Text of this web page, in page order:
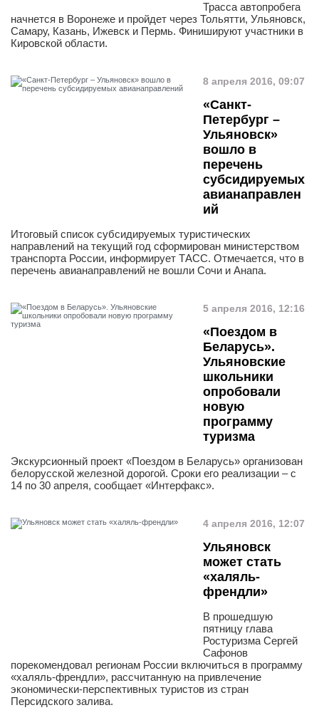
Трасса автопробега
начнется в Воронеже и пройдет через Тольятти, Ульяновск,
Самару, Казань, Ижевск и Пермь. Финишируют участники в
Кировской области.
8 апреля 2016, 09:07
«Санкт-
Петербург –
Ульяновск»
вошло в
перечень
субсидируемых
авианаправлен
ий
Итоговый список субсидируемых туристических
направлений на текущий год сформирован министерством
транспорта России, информирует ТАСС. Отмечается, что в
перечень авианаправлений не вошли Сочи и Анапа.
5 апреля 2016, 12:16
«Поездом в
Беларусь».
Ульяновские
школьники
опробовали
новую
программу
туризма
Экскурсионный проект «Поездом в Беларусь» организован
белорусской железной дорогой. Сроки его реализации – с
14 по 30 апреля, сообщает «Интерфакс».
4 апреля 2016, 12:07
Ульяновск
может стать
«халяль-
френдли»
В прошедшую
пятницу глава
Ростуризма Сергей
Сафонов
порекомендовал регионам России включиться в программу
«халяль-френдли», рассчитанную на привлечение
экономически-перспективных туристов из стран
Персидского залива.